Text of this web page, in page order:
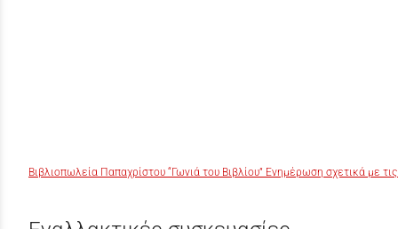
Βιβλιοπωλεία Παπαχρίστου “Γωνιά του Βιβλίου” Ενημέρωση σχετικά με